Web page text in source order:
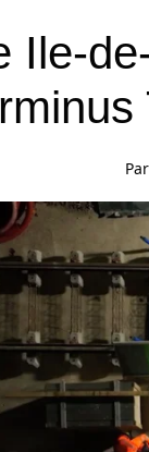
Ile-
Par